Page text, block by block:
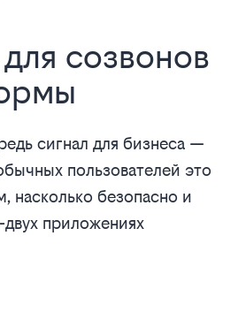
созвонов
сигнал для бизнеса —
пользователей это
насколько безопасно и
приложениях